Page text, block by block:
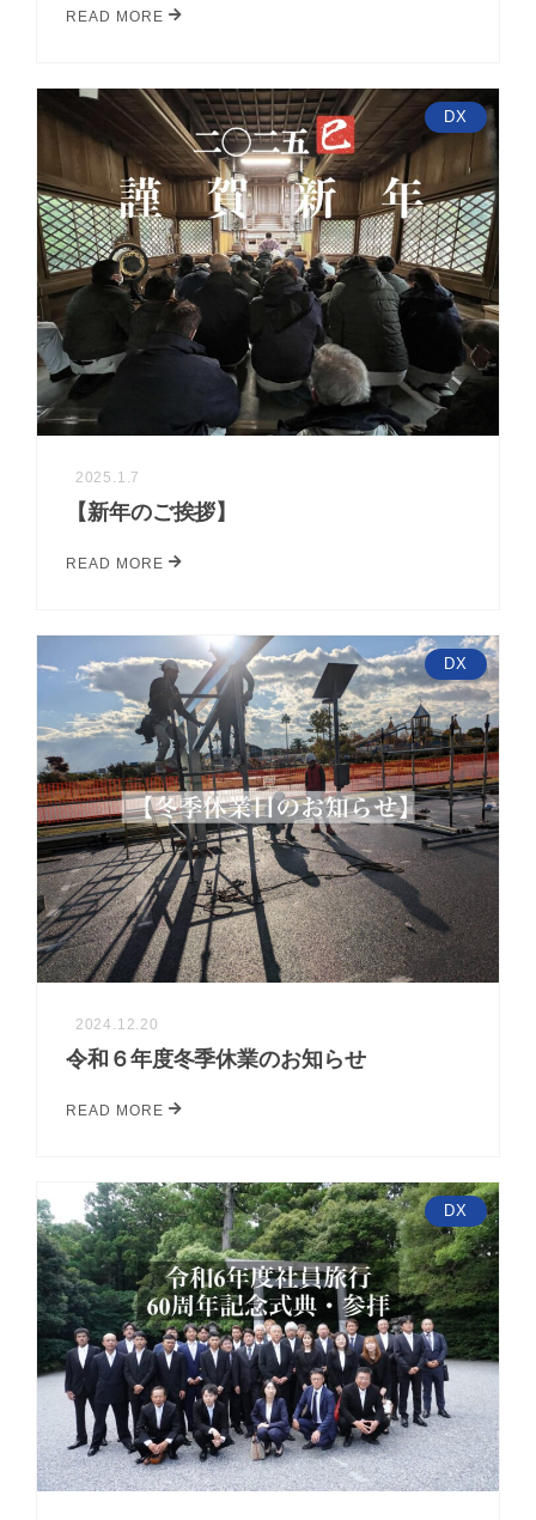
READ MORE
DX
2025.1.7
【新年のご挨拶】
READ MORE
DX
2024.12.20
令和６年度冬季休業のお知らせ
READ MORE
DX